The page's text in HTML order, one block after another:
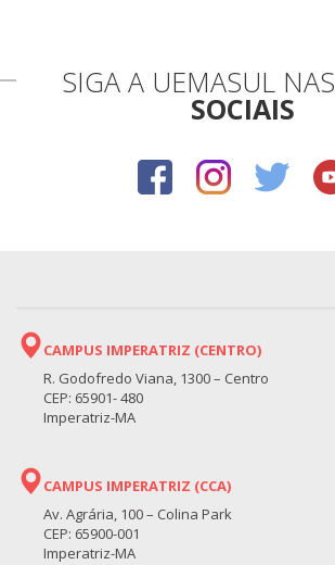
SIGA A UEMASUL NAS
SOCIAIS
CAMPUS IMPERATRIZ (CENTRO)
R. Godofredo Viana, 1300 – Centro
CEP: 65901- 480
Imperatriz-MA
CAMPUS IMPERATRIZ (CCA)
Av. Agrária, 100 – Colina Park
CEP: 65900-001
Imperatriz-MA